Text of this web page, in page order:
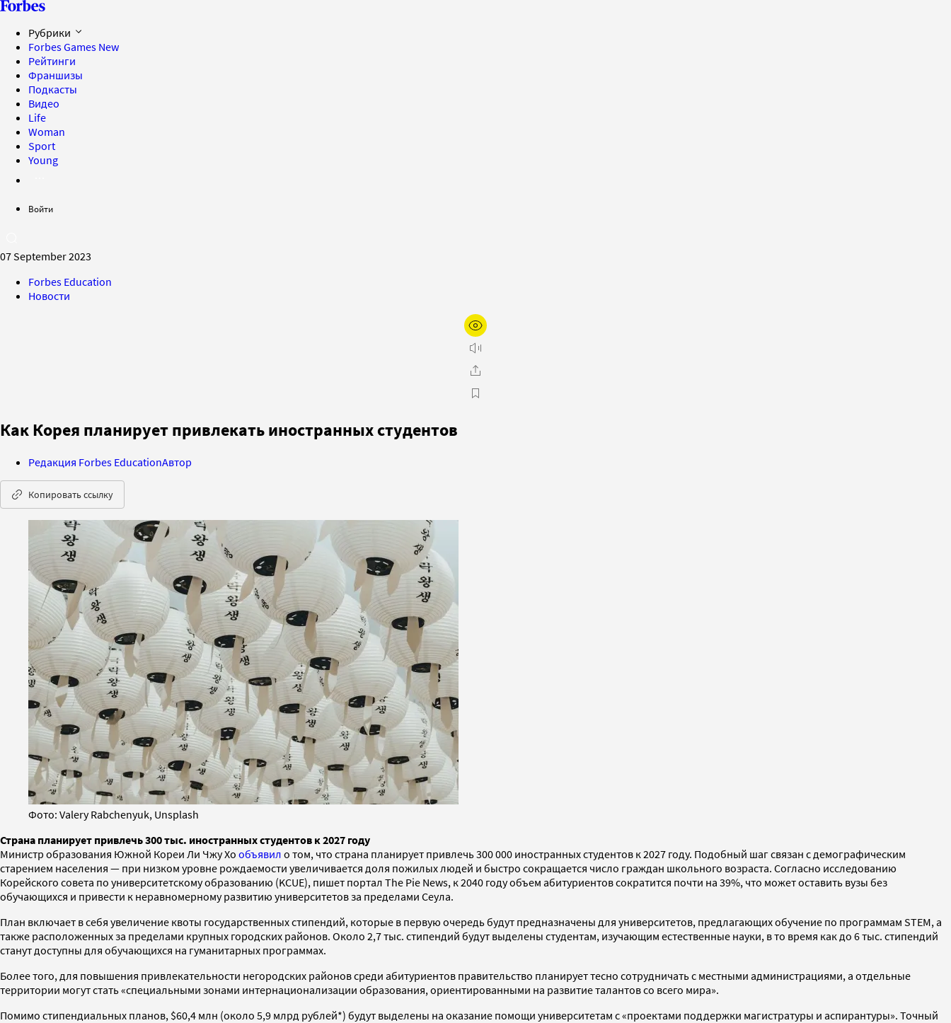
Рубрики
Forbes Games New
Рейтинги
Франшизы
Подкасты
Видео
Life
Woman
Sport
Young
Войти
07 September 2023
Forbes Education
Новости
Как Корея планирует привлекать иностранных студентов
Редакция Forbes EducationАвтор
Копировать ссылку
Фото: Valery Rabchenyuk, Unsplash
Страна планирует привлечь 300 тыс. иностранных студентов к 2027 году
Министр образования Южной Кореи Ли Чжу Хо объявил о том, что страна планирует привлечь 300 000 иностранных студентов к 2027 году. Подобный шаг связан с демографическим
старением населения — при низком уровне рождаемости увеличивается доля пожилых людей и быстро сокращается число граждан школьного возраста. Согласно исследованию
Корейского совета по университетскому образованию (KCUE), пишет портал The Pie News, к 2040 году объем абитуриентов сократится почти на 39%, что может оставить вузы без
обучающихся и привести к неравномерному развитию университетов за пределами Сеула.
План включает в себя увеличение квоты государственных стипендий, которые в первую очередь будут предназначены для университетов, предлагающих обучение по программам STEM, а
также расположенных за пределами крупных городских районов. Около 2,7 тыс. стипендий будут выделены студентам, изучающим естественные науки, в то время как до 6 тыс. стипендий
станут доступны для обучающихся на гуманитарных программах.
Более того, для повышения привлекательности негородских районов среди абитуриентов правительство планирует тесно сотрудничать с местными администрациями, а отдельные
территории могут стать «специальными зонами интернационализации образования, ориентированными на развитие талантов со всего мира».
Помимо стипендиальных планов, $60,4 млн (около 5,9 млрд рублей*) будут выделены на оказание помощи университетам с «проектами поддержки магистратуры и аспирантуры». Точный